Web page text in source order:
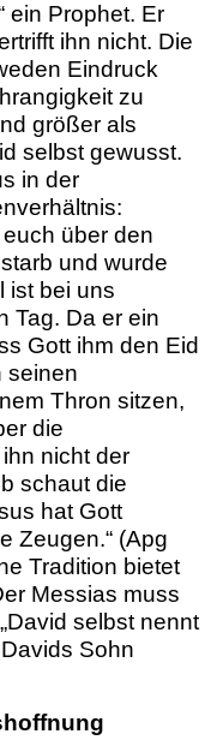
ein Prophet. Er
ihn nicht. Die
Eindruck
zu
größer als
selbst gewusst.
in der
über den
und wurde
ist bei uns
Tag. Da er ein
Gott ihm den Eid
seinen
Thron sitzen,
die
nicht der
schaut die
hat Gott
Zeugen.“ (Apg
Tradition bietet
Messias muss
selbst nennt
Davids Sohn